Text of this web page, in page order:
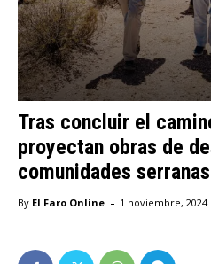
Tras concluir el
proyectan obras de
comunidades
By El Faro Online - 1 noviembre, 2024